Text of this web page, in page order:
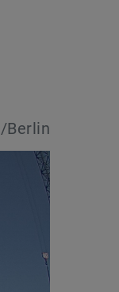
Berlin